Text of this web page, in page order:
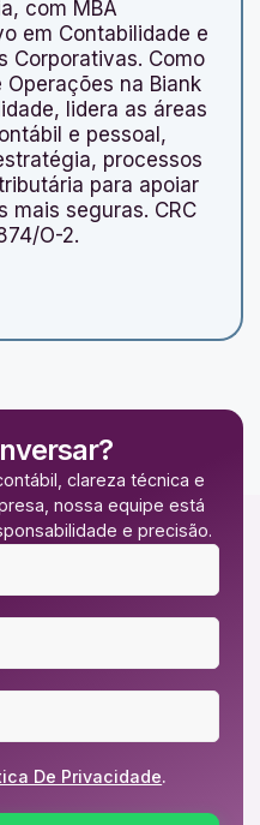
com MBA
em Contabilidade e
Corporativas. Como
Operações na Biank
lidera as áreas
e pessoal,
processos
para apoiar
mais seguras. CRC
O-2.
clareza técnica e
nossa equipe está
e precisão.
De Privacidade.